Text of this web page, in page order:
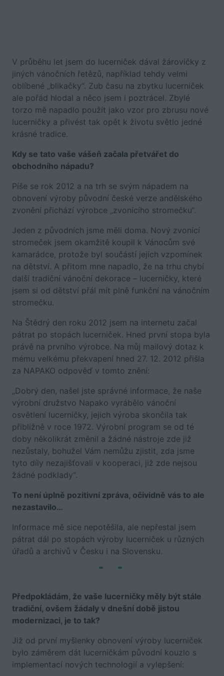
V průběhu let jsem do lucerniček dával žárovičky z
jiných vánočních řetězů, například tehdy velmi
oblíbené „blikačky“. Zub času na zbytku lucerniček
ale pořád hlodal a něco jsem i poztrácel. Zbylé
torzo mě napadlo použít jako vzor pro zbrusu nové
lucerničky a přivést tak opět k životu světlo jedné
krásné tradice.
Kdy se tato vaše vášeň začala přetvářet do
obchodního nápadu?
Píše se rok 2012 a na trh se svým nápadem na
obnovení výroby původní české verze andělského
zvonění přichází výrobce „zvonícího stromečku“.
Jeden z původních jsme měli doma. Nový zvonící
stromeček jsem okamžitě koupil k Vánocům své
kamarádce, protože byl součástí jejích vzpomínek
na dětství. A přitom mne napadlo, že na trhu chybí
další tradiční vánoční dekorace – lucerničky, které
jsem si od dětství přál mít plně funkční na vánočním
stromečku.
Na Štědrý den roku 2012 jsem na internetu začal
pátrat po stopách lucerniček. Hned první stopa byla
právě na prvního výrobce. Na můj mailový dotaz k
mému velkému překvapení hned 27. 12. 2012 přišla
za NAPAKO odpověď v tomto znění:
„Dobrý den, našel jste správné informace, že naše
výrobní družstvo Napako vyrábělo vánoční
osvětlení lucerničky, jejich výroba skončila tak
přibližně v roce 1972. Výrobní program se od té
doby několikrát změnil a žádné nástroje zde již
nezůstaly, bohužel Vám nemůžu zjistit, zda jsme
tyto díly nezajišťovali v kooperaci, již zde nejsou
žádné podklady“.
To není úplně pozitivní zpráva, očividně vás to ale
nezastavilo…
Informace mě sice nepotěšila, ale nepřestal jsem
pátrat dál po stopách výroby lucerniček u různých
úřadů a archivů v Česku i na Slovensku.
Předpokládám, že vaše lucerničky měly být stále
tradiční, ovšem žádaly v dnešní době jistou
modernizaci, je to tak?
Již od první myšlenky obnovení výroby lucerniček
bylo záměrem dát lucerničkám původní kouzlo s
implementací nových technologií a vylepšení: